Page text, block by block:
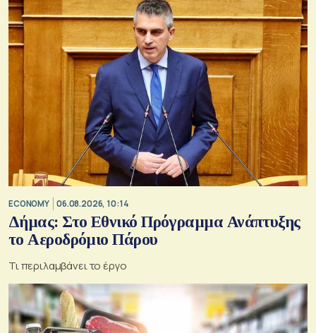
ECONOMY 06.08.2026, 10:14
Δήμας: Στο Εθνικό Πρόγραμμα Ανάπτυξης
το Αεροδρόμιο Πάρου
Τι περιλαμβάνει το έργο